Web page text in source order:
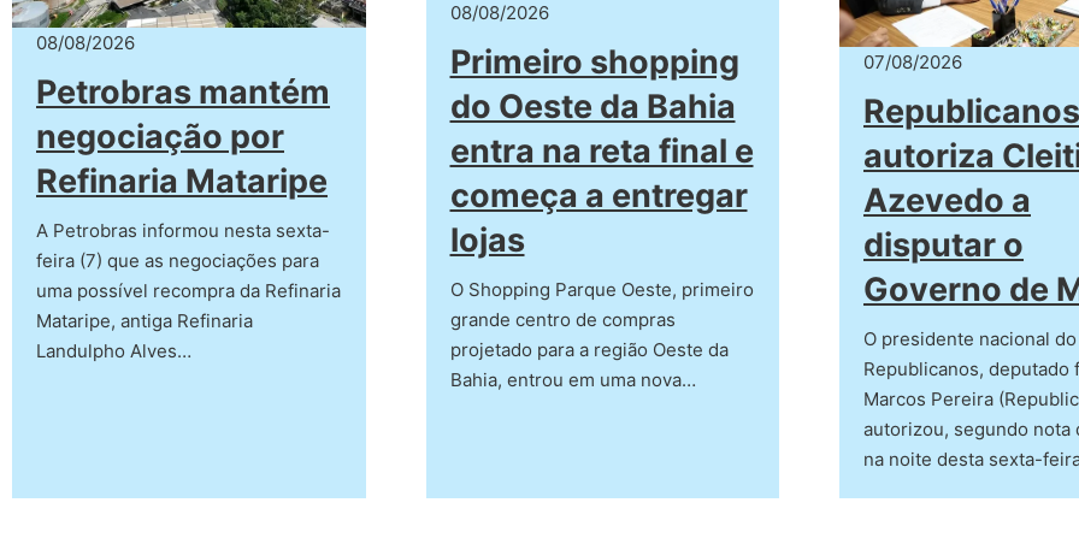
08/08/2026
Petrobras mantém
negociação por
Refinaria Mataripe
A Petrobras informou nesta sexta-
feira (7) que as negociações para
uma possível recompra da Refinaria
Mataripe, antiga Refinaria
Landulpho Alves…
08/08/2026
Primeiro shopping
do Oeste da Bahia
entra na reta final e
começa a entregar
lojas
O Shopping Parque Oeste, primeiro
grande centro de compras
projetado para a região Oeste da
Bahia, entrou em uma nova…
07/08/2026
Republicanos
autoriza
Azevedo a
disputar o
Governo de
O presidente nacional do
Republicanos, deputado
Marcos Pereira
autorizou, segundo nota
na noite desta sexta-